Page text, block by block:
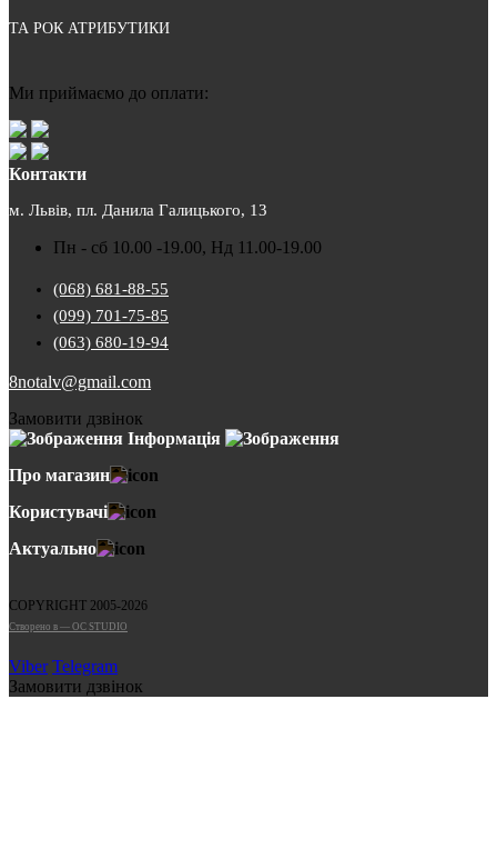
ТА РОК АТРИБУТИКИ
Ми приймаємо до оплати:
Контакти
м. Львів, пл. Данила Галицького, 13
Пн - сб 10.00 -19.00, Нд 11.00-19.00
(068) 681-88-55
(099) 701-75-85
(063) 680-19-94
8notalv@gmail.com
Замовити дзвінок
Інформація
Про магазин
Користувачі
Актуально
COPYRIGHT 2005-2026
Cтворено в — OC STUDIO
Viber Telegram
Замовити дзвінок